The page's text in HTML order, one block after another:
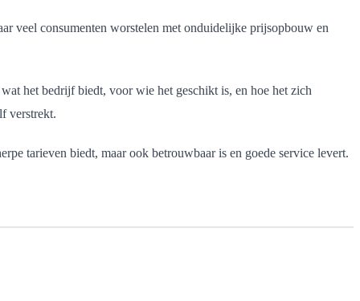
veel consumenten worstelen met onduidelijke prijsopbouw en
het bedrijf biedt, voor wie het geschikt is, en hoe het zich
verstrekt.
tarieven biedt, maar ook betrouwbaar is en goede service levert.